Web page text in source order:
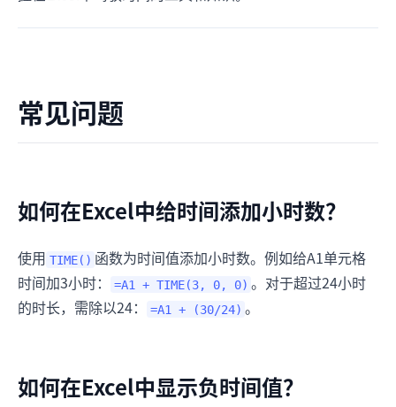
常见问题
如何在Excel中给时间添加小时数？
使用 TIME() 函数为时间值添加小时数。例如给A1单元格
时间加3小时：
=A1 + TIME(3, 0, 0) 。对于超过24小时
的时长，需除以24：
=A1 + (30/24) 。
如何在Excel中显示负时间值？